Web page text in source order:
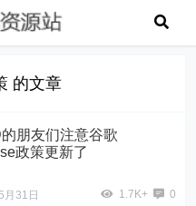
的文章
朋友们注意谷歌
政策更新了
月31日 1.7K+ 0